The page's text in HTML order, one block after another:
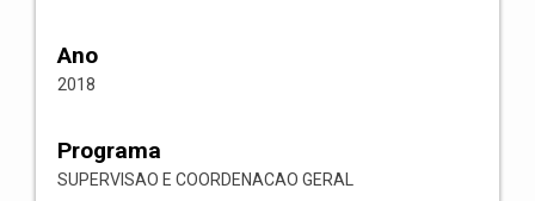
Ano
2018
Programa
SUPERVISAO E COORDENACAO GERAL